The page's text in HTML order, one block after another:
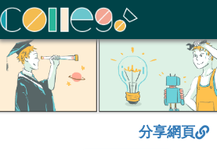
ColleGo! 大學選才與高中育才輔助系統
分享網頁